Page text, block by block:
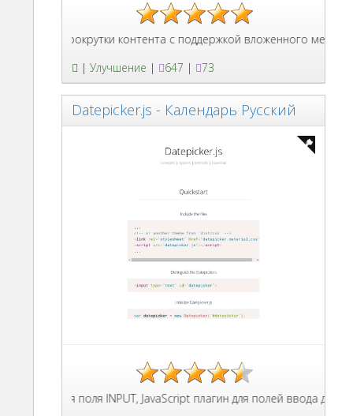
прокрутки контента с поддержкой вложенного меню
| Улучшение | 647 | 73
Datepicker.js - Календарь Русский
для поля INPUT, JavaScript плагин для полей ввода даты